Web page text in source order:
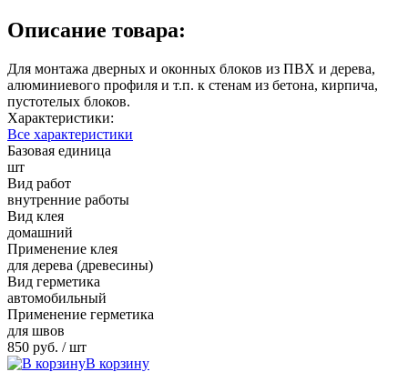
Описание товара:
Для монтажа дверных и оконных блоков из ПВХ и дерева,
алюминиевого профиля и т.п. к стенам из бетона, кирпича,
пустотелых блоков.
Характеристики:
Все характеристики
Базовая единица
шт
Вид работ
внутренние работы
Вид клея
домашний
Применение клея
для дерева (древесины)
Вид герметика
автомобильный
Применение герметика
для швов
850 руб. / шт
В корзину